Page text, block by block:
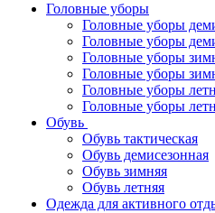
Головные уборы
Головные уборы
Головные уборы
Головные уборы
Головные уборы
Головные уборы
Головные уборы
Обувь
Обувь тактическая
Обувь демисезонная
Обувь зимняя
Обувь летняя
Одежда для активного